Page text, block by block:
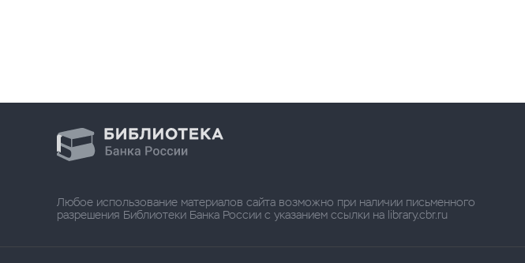
Любое использование материалов сайта возможно при наличии письменного
разрешения Библиотеки Банка России с указанием ссылки на library.cbr.ru